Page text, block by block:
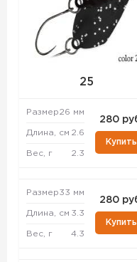
25
Размер26 мм
Длина, см 2.6
Вес, г 2.3
280
Купить
Размер33 мм
Длина, см 3.3
Вес, г 4.3
280
Купить